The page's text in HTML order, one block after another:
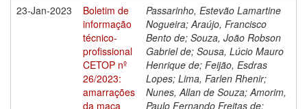
23-Jan-2023
Boletim de
informação
técnico-
profissional
CETOP nº
26/2023:
amarrações
da maca
Passarinho, Estevão Lamartine
Nogueira; Araújo, Francisco
Bento de; Souza, João Robson
Gabriel de; Sousa, Lúcio Mauro
Henrique de; Feijão, Esdras
Lopes; Lima, Farlen Rhenir;
Nunes, Allan de Souza; Amorim,
Paulo Fernando Freitas de;